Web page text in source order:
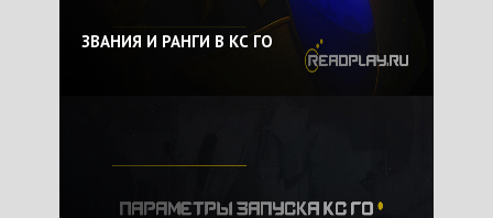
ЗВАНИЯ И РАНГИ В КС ГО